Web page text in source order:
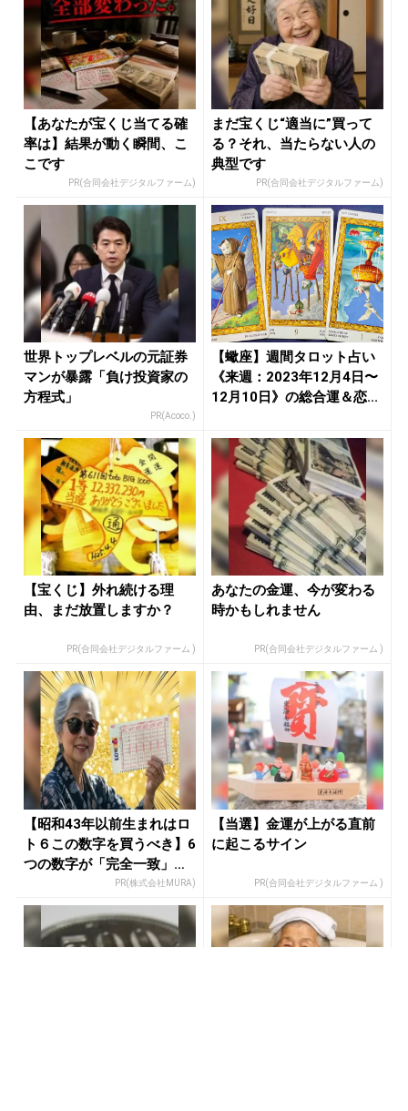
【あなたが宝くじ当てる確
率は】結果が動く瞬間、こ
こです
PR(合同会社デジタルファーム)
まだ宝くじ“適当に”買って
る？それ、当たらない人の
典型です
PR(合同会社デジタルファーム)
世界トップレベルの元証券
マンが暴露「負け投資家の
方程式」
PR(Acoco.)
【蠍座】週間タロット占い
《来週：2023年12月4日〜
12月10日》の総合運＆恋...
【宝くじ】外れ続ける理
由、まだ放置しますか？
PR(合同会社デジタルファーム )
あなたの金運、今が変わる
時かもしれません
PR(合同会社デジタルファーム )
【昭和43年以前生まれはロ
ト６この数字を買うべき】6
つの数字が「完全一致」す
PR(株式会社MURA)
【当選】金運が上がる直前
に起こるサイン
PR(合同会社デジタルファーム )